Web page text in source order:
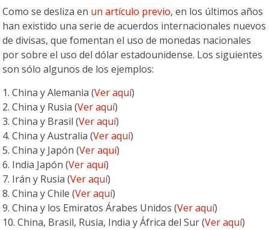
Como se desliza en un artículo previo, en los últimos años
han existido una serie de acuerdos internacionales nuevos
de divisas, que fomentan el uso de monedas nacionales
por sobre el uso del dólar estadounidense. Los siguientes
son sólo algunos de los ejemplos:
1. China y Alemania (Ver aquí)
2. China y Rusia (Ver aquí)
3. China y Brasil (Ver aquí)
4. China y Australia (Ver aquí)
5. China y Japón (Ver aquí)
6. India Japón (Ver aquí)
7. Irán y Rusia (Ver aquí)
8. China y Chile (Ver aquí)
9. China y los Emiratos Árabes Unidos (Ver aquí)
10. China, Brasil, Rusia, India y África del Sur (Ver aquí)